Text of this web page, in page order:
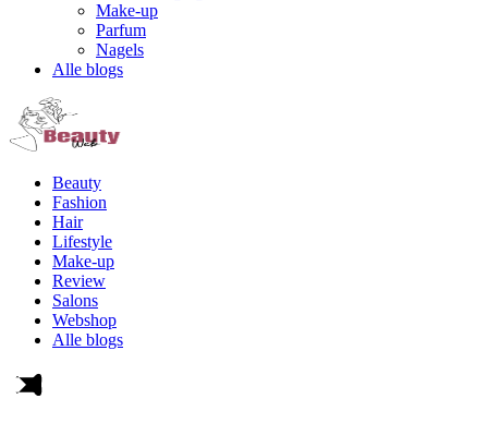
Make-up
Parfum
Nagels
Alle blogs
Beauty
Fashion
Hair
Lifestyle
Make-up
Review
Salons
Webshop
Alle blogs